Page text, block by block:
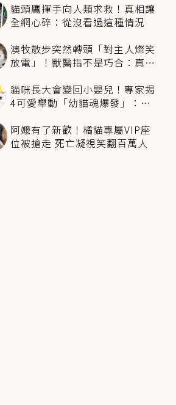
貓頭鷹揮手向人類求救！真相讓
全網心碎：從沒看過這種情況
澳牧散步突然轉頭「對主人燦笑
放電」！獸醫指不是巧合：真相
貓咪長大會變回小嬰兒！專家揭
4可愛舉動「幼貓魂爆發」：本
阿嬤有了新歡！橘貓專屬VIP座
位被搶走 死亡凝視笑翻百萬人